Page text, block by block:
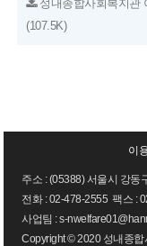
성내종합사회복지관
(107.5K)
이
주소 : (05388) 서울시 강동
전화 :02-478-2555 팩스 :
사업팀 : s-
Copyright © 2020 성내종